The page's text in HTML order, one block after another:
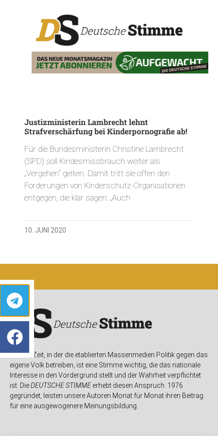
Justizministerin Lambrecht lehnt
Strafverschärfung bei Kinderpornografie ab!
Für die Bundesministerin Christine Lambrecht
(SPD) soll Kindesmissbrauch weiter als
„Vergehen“ gelten. Damit tritt sie offen den
Forderungen von Kinderschutz-Organisationen
entgegen, die klar sagen: „Auch
10. JUNI 2020
In einer Zeit, in der die etablierten Massenmedien Politik gegen das
eigene Volk betreiben, ist eine Stimme wichtig, die das nationale
Interesse in den Vordergrund stellt und der Wahrheit verpflichtet
ist. DieDEUTSCHE STIMMEerhebt diesen Anspruch. 1976
gegründet, leisten unsere Autoren Monat für Monat ihren Beitrag
für eine ausgewogenere Meinungsbildung.